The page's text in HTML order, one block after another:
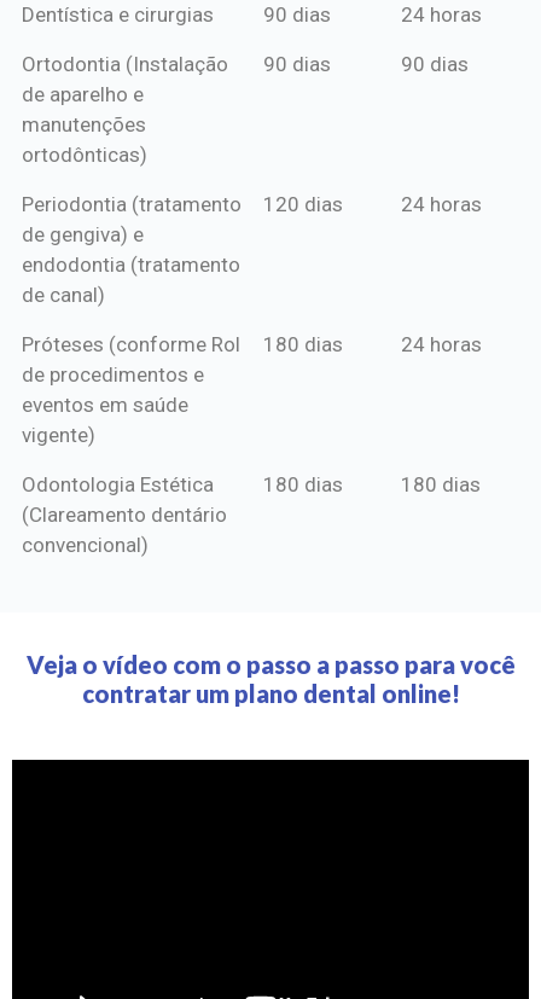
Dentística e cirurgias 90 dias 24 horas
Ortodontia (Instalação
de aparelho e
manutenções
ortodônticas)
90 dias 90 dias
Periodontia (tratamento
de gengiva) e
endodontia (tratamento
de canal)
120 dias 24 horas
Próteses (conforme Rol
de procedimentos e
eventos em saúde
vigente)
180 dias 24 horas
Odontologia Estética
(Clareamento dentário
convencional)
180 dias 180 dias
Veja o vídeo com o passo a passo para você
contratar um plano dental online!